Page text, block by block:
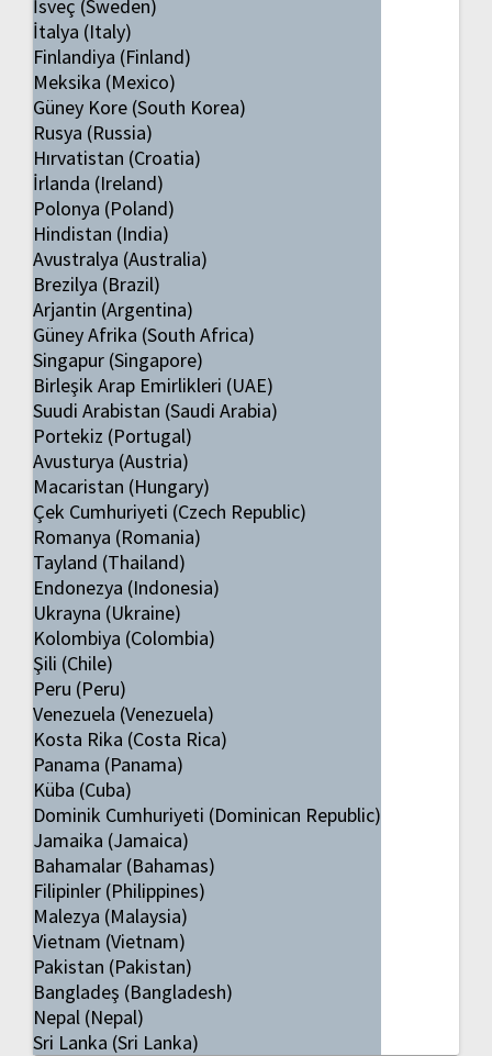
İsveç (Sweden)
İtalya (Italy)
Finlandiya (Finland)
Meksika (Mexico)
Güney Kore (South Korea)
Rusya (Russia)
Hırvatistan (Croatia)
İrlanda (Ireland)
Polonya (Poland)
Hindistan (India)
Avustralya (Australia)
Brezilya (Brazil)
Arjantin (Argentina)
Güney Afrika (South Africa)
Singapur (Singapore)
Birleşik Arap Emirlikleri (UAE)
Suudi Arabistan (Saudi Arabia)
Portekiz (Portugal)
Avusturya (Austria)
Macaristan (Hungary)
Çek Cumhuriyeti (Czech Republic)
Romanya (Romania)
Tayland (Thailand)
Endonezya (Indonesia)
Ukrayna (Ukraine)
Kolombiya (Colombia)
Şili (Chile)
Peru (Peru)
Venezuela (Venezuela)
Kosta Rika (Costa Rica)
Panama (Panama)
Küba (Cuba)
Dominik Cumhuriyeti (Dominican Republic)
Jamaika (Jamaica)
Bahamalar (Bahamas)
Filipinler (Philippines)
Malezya (Malaysia)
Vietnam (Vietnam)
Pakistan (Pakistan)
Bangladeş (Bangladesh)
Nepal (Nepal)
Sri Lanka (Sri Lanka)